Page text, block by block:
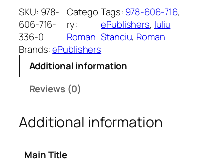
v
i
n
g
ă
i
a
SKU: 978-
606-716-
336-0
Catego
ry:
Roman
Tags: 978-606-716
ePublishers, Iuliu
Stanciu, Roman
Brands:ePublishers
Additional information
Reviews (0)
Additional information
Main Title